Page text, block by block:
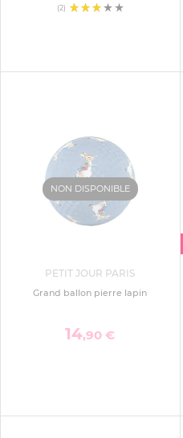
(2)
NON DISPONIBLE
PETIT JOUR PARIS
Grand ballon pierre lapin
14,90 €